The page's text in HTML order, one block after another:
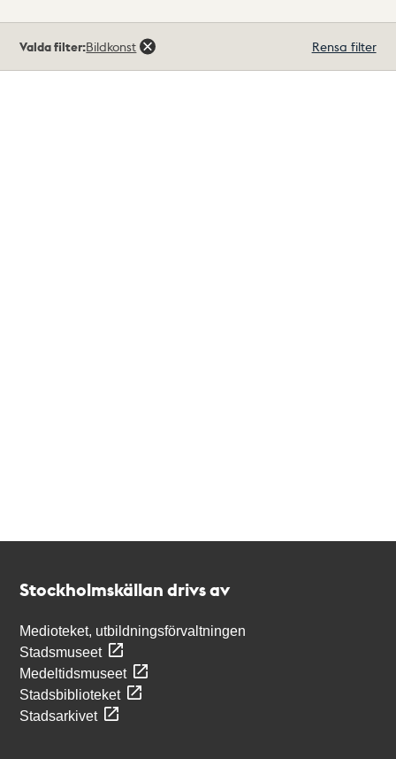
träffar
Valda filter:Bildkonst Rensa filter
Stockholmskällan drivs av
Medioteket, utbildningsförvaltningen
Stadsmuseet
Medeltidsmuseet
Stadsbiblioteket
Stadsarkivet